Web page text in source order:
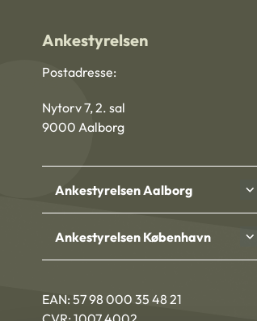
Ankestyrelsen
Postadresse:
Nytorv 7, 2. sal
9000 Aalborg
Ankestyrelsen Aalborg
Ankestyrelsen København
EAN: 57 98 000 35 48 21